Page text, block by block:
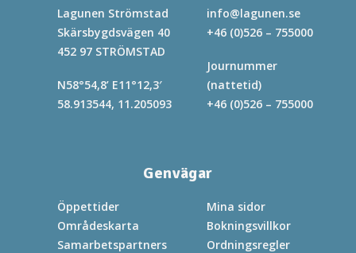
Lagunen Strömstad
Skärsbygdsvägen 40
452 97 STRÖMSTAD
N58°54,8’ E11°12,3′
58.913544, 11.205093
info@lagunen.se
+46 (0)526 – 755000
Journummer
(nattetid)
+46 (0)526 – 755000
Genvägar
Öppettider
Områdeskarta
Samarbetspartners
Mina sidor
Bokningsvillkor
Ordningsregler